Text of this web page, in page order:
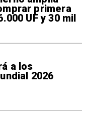
primera
UF y 30 mil
a los
2026